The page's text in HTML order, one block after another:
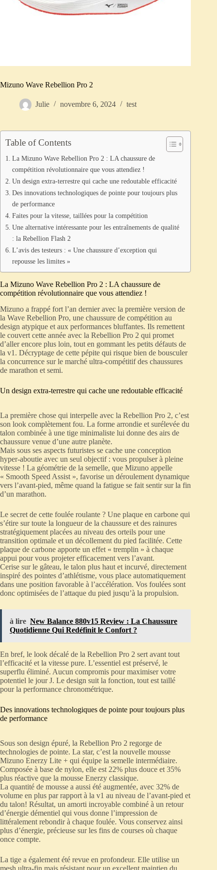
Mizuno Wave Rebellion Pro 2
Julie novembre 6, 2024 test
Table of Contents
La Mizuno Wave Rebellion Pro 2 : LA chaussure de
compétition révolutionnaire que vous attendiez !
Un design extra-terrestre qui cache une redoutable efficacité
Des innovations technologiques de pointe pour toujours plus
de performance
Faites pour la vitesse, taillées pour la compétition
Une alternative intéressante pour les entraînements de qualité
: la Rebellion Flash 2
L’avis des testeurs : « Une chaussure d’exception qui
repousse les limites »
La Mizuno Wave Rebellion Pro 2 : LA chaussure de
compétition révolutionnaire que vous attendiez !
Mizuno a frappé fort l’an dernier avec la première version de
la Wave Rebellion Pro, une chaussure de compétition au
design atypique et aux performances bluffantes. Ils remettent
le couvert cette année avec la Rebellion Pro 2 qui promet
d’aller encore plus loin, tout en gommant les petits défauts de
la v1. Décryptage de cette pépite qui risque bien de bousculer
la concurrence sur le marché ultra-compétitif des chaussures
de marathon et semi.
Un design extra-terrestre qui cache une redoutable efficacité
La première chose qui interpelle avec la Rebellion Pro 2, c’est
son look complètement fou. La forme arrondie et surélevée du
talon combinée à une tige minimaliste lui donne des airs de
chaussure venue d’une autre planète.
Mais sous ses aspects futuristes se cache une conception
hyper-aboutie avec un seul objectif : vous propulser à pleine
vitesse ! La géométrie de la semelle, que Mizuno appelle
« Smooth Speed Assist », favorise un déroulement dynamique
vers l’avant-pied, même quand la fatigue se fait sentir sur la fin
d’un marathon.
Le secret de cette foulée roulante ? Une plaque en carbone qui
s’étire sur toute la longueur de la chaussure et des rainures
stratégiquement placées au niveau des orteils pour une
transition optimale et un décollement du pied facilitée. Cette
plaque de carbone apporte un effet « tremplin » à chaque
appui pour vous projeter efficacement vers l’avant.
Cerise sur le gâteau, le talon plus haut et incurvé, directement
inspiré des pointes d’athlétisme, vous place automatiquement
dans une position favorable à l’accélération. Vos foulées sont
donc optimisées de l’attaque du pied jusqu’à la propulsion.
à lire New Balance 880v15 Review : La Chaussure
Quotidienne Qui Redéfinit le Confort ?
En bref, le look décalé de la Rebellion Pro 2 sert avant tout
l’efficacité et la vitesse pure. L’essentiel est préservé, le
superflu éliminé. Aucun compromis pour maximiser votre
potentiel le jour J. Le design suit la fonction, tout est taillé
pour la performance chronométrique.
Des innovations technologiques de pointe pour toujours plus
de performance
Sous son design épuré, la Rebellion Pro 2 regorge de
technologies de pointe. La star, c’est la nouvelle mousse
Mizuno Enerzy Lite + qui équipe la semelle intermédiaire.
Composée à base de nylon, elle est 22% plus douce et 35%
plus réactive que la mousse Enerzy classique.
La quantité de mousse a aussi été augmentée, avec 32% de
volume en plus par rapport à la v1 au niveau de l’avant-pied et
du talon! Résultat, un amorti incroyable combiné à un retour
d’énergie démentiel qui vous donne l’impression de
littéralement rebondir à chaque foulée. Vous conservez ainsi
plus d’énergie, précieuse sur les fins de courses où chaque
once compte.
La tige a également été revue en profondeur. Elle utilise un
mesh ultra-fin mais résistant pour un excellent maintien du